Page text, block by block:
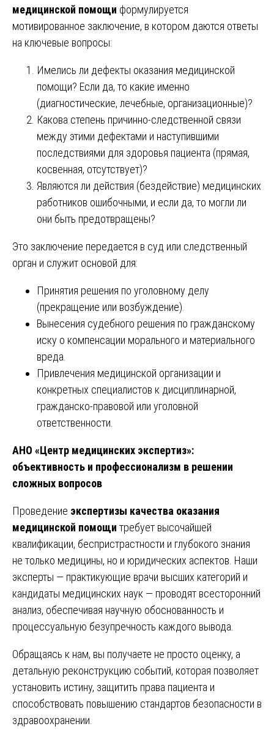
медицинской помощи формулируется
мотивированное заключение, в котором даются ответы
на ключевые вопросы:
Имелись ли дефекты оказания медицинской
помощи? Если да, то какие именно
(диагностические, лечебные, организационные)?
Какова степень причинно-следственной связи
между этими дефектами и наступившими
последствиями для здоровья пациента (прямая,
косвенная, отсутствует)?
Являются ли действия (бездействие) медицинских
работников ошибочными, и если да, то могли ли
они быть предотвращены?
Это заключение передается в суд или следственный
орган и служит основой для:
Принятия решения по уголовному делу
(прекращение или возбуждение).
Вынесения судебного решения по гражданскому
иску о компенсации морального и материального
вреда.
Привлечения медицинской организации и
конкретных специалистов к дисциплинарной,
гражданско-правовой или уголовной
ответственности.
АНО «Центр медицинских экспертиз»:
объективность и профессионализм в решении
сложных вопросов
Проведение экспертизы качества оказания
медицинской помощи требует высочайшей
квалификации, беспристрастности и глубокого знания
не только медицины, но и юридических аспектов. Наши
эксперты — практикующие врачи высших категорий и
кандидаты медицинских наук — проводят всесторонний
анализ, обеспечивая научную обоснованность и
процессуальную безупречность каждого вывода.
Обращаясь к нам, вы получаете не просто оценку, а
детальную реконструкцию событий, которая позволяет
установить истину, защитить права пациента и
способствовать повышению стандартов безопасности в
здравоохранении.